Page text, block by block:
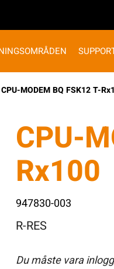
MODEM BQ FSK12 T-
CPU-
Rx100
947830-003
R-RES
Du måste vara